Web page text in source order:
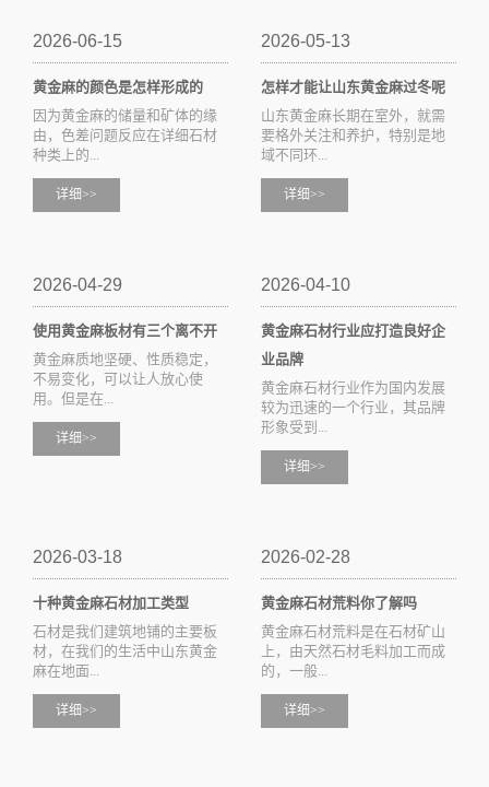
2026-06-15
黄金麻的颜色是怎样形成的
因为黄金麻的储量和矿体的缘
由，色差问题反应在详细石材
种类上的...
详细>>
2026-05-13
怎样才能让山东黄金麻过冬呢
山东黄金麻长期在室外，就需
要格外关注和养护，特别是地
域不同环...
详细>>
2026-04-29
使用黄金麻板材有三个离不开
黄金麻质地坚硬、性质稳定，
不易变化，可以让人放心使
用。但是在...
详细>>
2026-04-10
黄金麻石材行业应打造良好企
业品牌
黄金麻石材行业作为国内发展
较为迅速的一个行业，其品牌
形象受到...
详细>>
2026-03-18
十种黄金麻石材加工类型
石材是我们建筑地铺的主要板
材，在我们的生活中山东黄金
麻在地面...
详细>>
2026-02-28
黄金麻石材荒料你了解吗
黄金麻石材荒料是在石材矿山
上，由天然石材毛料加工而成
的，一般...
详细>>